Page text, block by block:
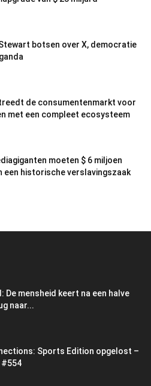
botsen over X, democratie
de consumentenmarkt voor
met een compleet ecosysteem
moeten $ 6 miljoen
een historische verslavingszaak
De mensheid keert na een halve
naar...
Sports Edition opgelost –
#554